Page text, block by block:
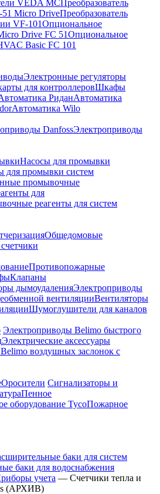
VEDA MC Преобразователь
Micro DriveПреобразователь
VF-101Опциональное
Drive FC 51Опциональное
Basic FC 101
Электронные регуляторы
для контроллеровШкафы
РиданАвтоматика
Автоматика Wilo
DanfossЭлектроприводы
Насосы для промывки
для промывки систем
промывочные
для
реагенты для систем
Общедомовые
Противопожарные
Клапаны
дымоудаленияЭлектроприводы
вентиляцииВентиляторы
Шумоглушители для каналов
Электроприводы Belimo быстрого
Электрические аксессуары
воздушных заслонок c
Оросители Сигнализаторы и
Пенное
оборудование TycoПожарное
баки для систем
баки для водоснабжения
учета — Счетчики тепла и
(АРХИВ)